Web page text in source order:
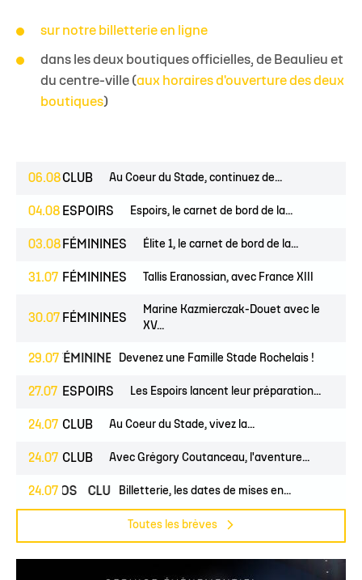
sur notre billetterie en ligne
dans les deux boutiques officielles, de Beaulieu et
du centre-ville (aux horaires d'ouverture des deux
boutiques)
06.08CLUB Au Coeur du Stade, continuez de...
04.08 ESPOIRS Espoirs, le carnet de bord de la...
03.08 FÉMININES Élite 1, le carnet de bord de la...
31.07 FÉMININES Tallis Eranossian, avec France XIII
30.07 FÉMININES
Marine Kazmierczak-Douet avec le
XV...
29.07
FÉMININES CLUB
Devenez une Famille Stade Rochelais !
27.07 ESPOIRS Les Espoirs lancent leur préparation...
24.07 CLUB Au Coeur du Stade, vivez la...
24.07 CLUB Avec Grégory Coutanceau, l'aventure...
24.07
PROS CLUB Billetterie, les dates de mises en...
Toutes les brèves